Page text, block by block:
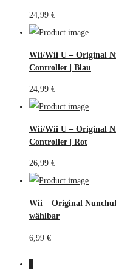
24,99 €
Wii/Wii U – Original
Controller | Blau
24,99 €
Wii/Wii U – Original
Controller | Rot
26,99 €
Wii – Original
wählbar
6,99 €